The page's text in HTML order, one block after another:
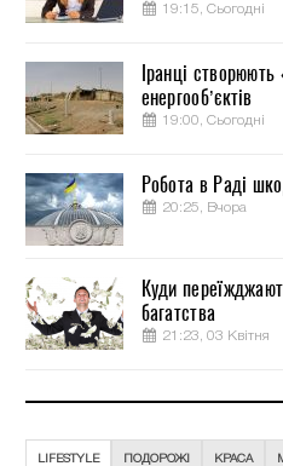
19:15, Сьогодні
Іранці
енергооб’єктів
19:00, Сьогодні
Робота в Раді
20:25, Вчора
Куди
багатства
21:23, 03 Квітня
LIFESTYLE ПОДОРОЖІ КРАСА